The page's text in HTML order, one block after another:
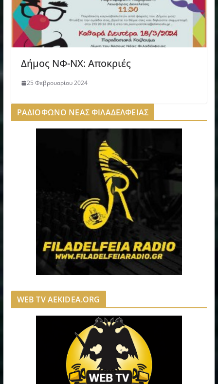
Δήμος ΝΦ-ΝΧ: Αποκριές
25 Φεβρουαρίου 2024
ΡΑΔΙΟΦΩΝΟ ΝΕΑΣ ΦΙΛΑΔΕΛΦΕΙΑΣ
WEB TV AEKIDEA.ORG